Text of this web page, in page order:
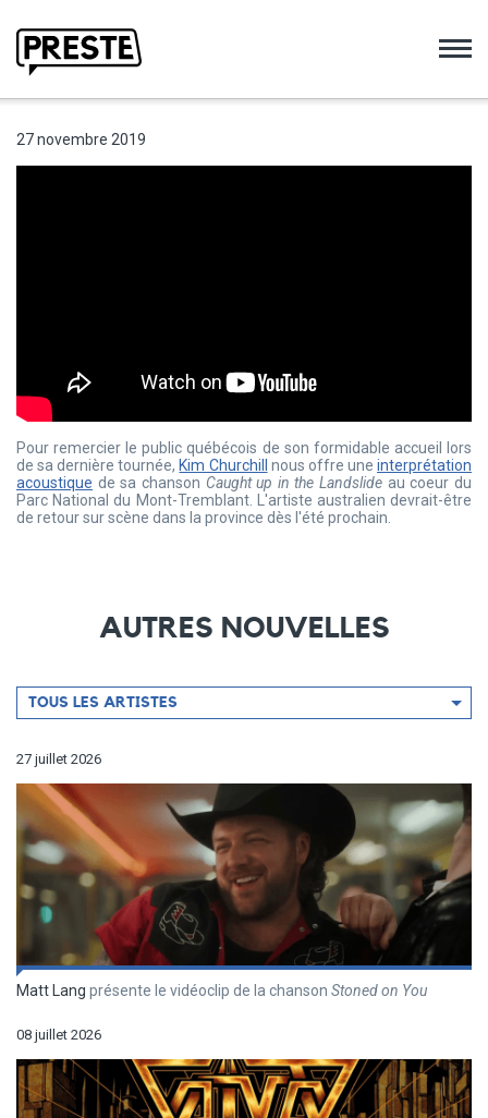
27 novembre 2019
Pour remercier le public québécois de son formidable accueil lors
de sa dernière tournée, Kim Churchill nous offre uneinterprétation
acoustique de sa chanson Caught up in the Landslide au coeur du
Parc National du Mont-Tremblant. L'artiste australien devrait-être
de retour sur scène dans la province dès l'été prochain.
AUTRES NOUVELLES
Filtrer
par
TOUS LES ARTISTES
27 juillet 2026
Matt Lang présente le vidéoclip de la chanson Stoned on You
08 juillet 2026